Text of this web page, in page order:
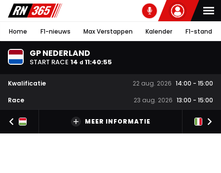
Home F1-nieuws Max Verstappen Kalender F1-stand
GP NEDERLAND
START RACE 14 d 11:40:55
Kwalificatie 22 aug. 2026 14:00 - 15:00
Race
23 aug. 2026 13:00 - 15:00
MEER INFORMATIE